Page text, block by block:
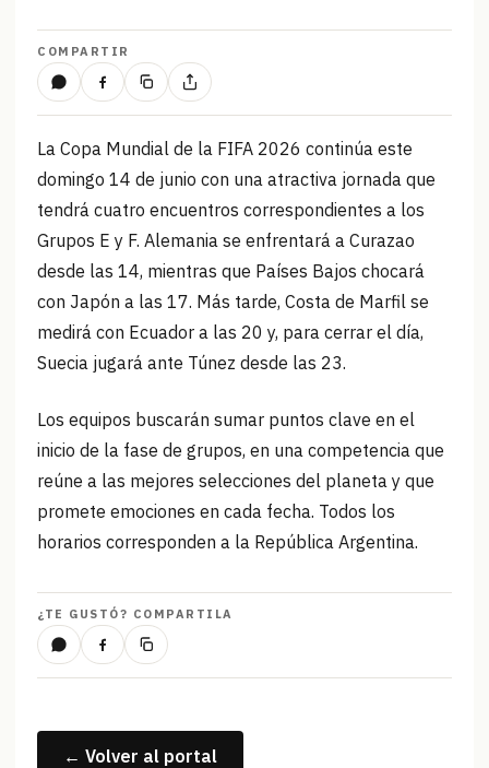
COMPARTIR
La Copa Mundial de la FIFA 2026 continúa este
domingo 14 de junio con una atractiva jornada que
tendrá cuatro encuentros correspondientes a los
Grupos E y F. Alemania se enfrentará a Curazao
desde las 14, mientras que Países Bajos chocará
con Japón a las 17. Más tarde, Costa de Marfil se
medirá con Ecuador a las 20 y, para cerrar el día,
Suecia jugará ante Túnez desde las 23.
Los equipos buscarán sumar puntos clave en el
inicio de la fase de grupos, en una competencia que
reúne a las mejores selecciones del planeta y que
promete emociones en cada fecha. Todos los
horarios corresponden a la República Argentina.
¿TE GUSTÓ? COMPARTILA
← Volver al portal